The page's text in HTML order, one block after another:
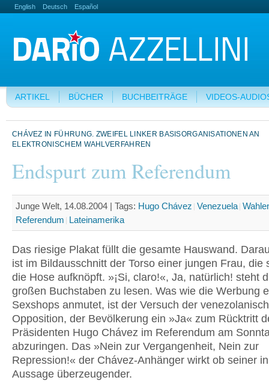
English Deutsch Español
ARTIKEL BÜCHER BUCHBEITRÄGE VIDEOS-
CHÁVEZ IN FÜHRUNG. ZWEIFEL LINKER BASISORGANISATIONEN AN
ELEKTRONISCHEM WAHLVERFAHREN
Endspurt zum Referendum
Junge Welt, 14.08.2004 | Tags: Hugo Chávez Venezuela
Referendum Lateinamerika
Das riesige Plakat füllt die gesamte Hauswand.
ist im Bildausschnitt der Torso einer jungen Frau, die
die Hose aufknöpft. »¡Si, claro!«, Ja, natürlich! steht
großen Buchstaben zu lesen. Was wie die Werbung
Sexshops anmutet, ist der Versuch der
Opposition, der Bevölkerung ein »Ja« zum Rücktritt
Präsidenten Hugo Chávez im Referendum am
abzuringen. Das »Nein zur Vergangenheit, Nein zur
Repression!« der Chávez-Anhänger wirkt ob seiner
Aussage überzeugender.